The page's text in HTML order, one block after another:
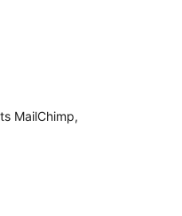
MailChimp,